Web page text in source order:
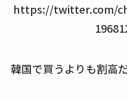
https://twitter.com/
韓国で買うよりも割高だ